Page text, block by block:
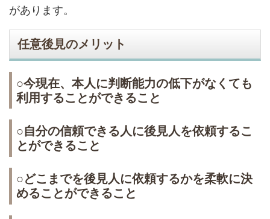
があります。
任意後見のメリット
○今現在、本人に判断能力の低下がなくても
利用することができること
○自分の信頼できる人に後見人を依頼するこ
とができること
○どこまでを後見人に依頼するかを柔軟に決
めることができること